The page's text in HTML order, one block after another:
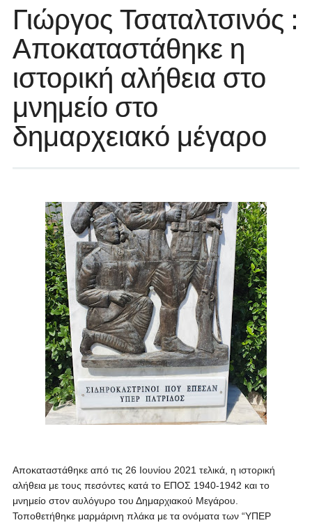
Γιώργος Τσαταλτσινός :
Αποκαταστάθηκε η
ιστορική αλήθεια στο
μνημείο στο
δημαρχειακό μέγαρο
Αποκαταστάθηκε από τις 26 Ιουνίου 2021 τελικά, η ιστορική
αλήθεια με τους πεσόντες κατά το ΕΠΟΣ 1940-1942 και το
μνημείο στον αυλόγυρο του Δημαρχιακού Μεγάρου.
Τοποθετήθηκε μαρμάρινη πλάκα με τα ονόματα των “ΥΠΕΡ